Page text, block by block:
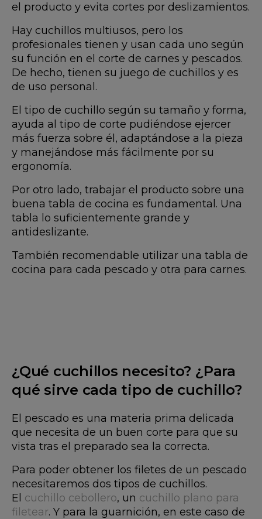
el producto y evita cortes por deslizamientos.
Hay cuchillos multiusos, pero los
profesionales tienen y usan cada uno según
su función en el corte de carnes y pescados.
De hecho, tienen su juego de cuchillos y es
de uso personal.
El tipo de cuchillo según su tamaño y forma,
ayuda al tipo de corte pudiéndose ejercer
más fuerza sobre él, adaptándose a la pieza
y manejándose más fácilmente por su
ergonomía.
Por otro lado, trabajar el producto sobre una
buena tabla de cocina es fundamental. Una
tabla lo suficientemente grande y
antideslizante.
También recomendable utilizar una tabla de
cocina para cada pescado y otra para carnes.
¿Qué cuchillos necesito? ¿Para
qué sirve cada tipo de cuchillo?
El pescado es una materia prima delicada
que necesita de un buen corte para que su
vista tras el preparado sea la correcta.
Para poder obtener los filetes de un pescado
necesitaremos dos tipos de cuchillos.
El cuchillo cebollero, un cuchillo plano para
filetear. Y para la guarnición, en este caso de